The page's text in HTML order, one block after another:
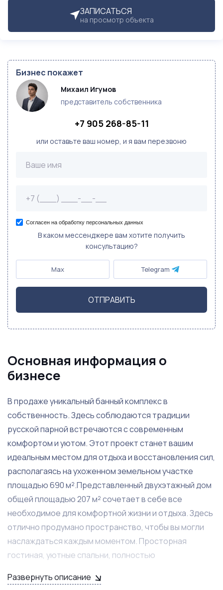
ЗАПИСАТЬСЯ
на просмотр объекта
Бизнес покажет
Михаил Игумов
представитель собственника
+7 905 268-85-11
или оставьте ваш номер, и я вам перезвоню
Согласен на обработку персональных данных
В каком мессенджере вам хотите получить
консультацию?
Max Telegram
ОТПРАВИТЬ
Основная информация о
бизнесе
В продаже уникальный банный комплекс в
собственность. Здесь соблюдаются традиции
русской парной встречаются с современным
комфортом и уютом. Этот проект станет вашим
идеальным местом для отдыха и восстановления сил,
располагаясь на ухоженном земельном участке
площадью 690 м².Представленный двухэтажный дом
общей площадью 207 м² сочетает в себе все
необходимое для комфортной жизни и отдыха. Здесь
отлично продумано пространство, чтобы вы могли
наслаждаться каждым моментом. Просторная
гостиная, уютные спальни, полностью
максимальное удобство и гармонию. Каждый
Развернуть описание